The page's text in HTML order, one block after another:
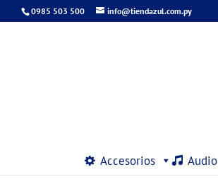
0985 503 500 info@tiendazul.com.py
Accesorios Audio